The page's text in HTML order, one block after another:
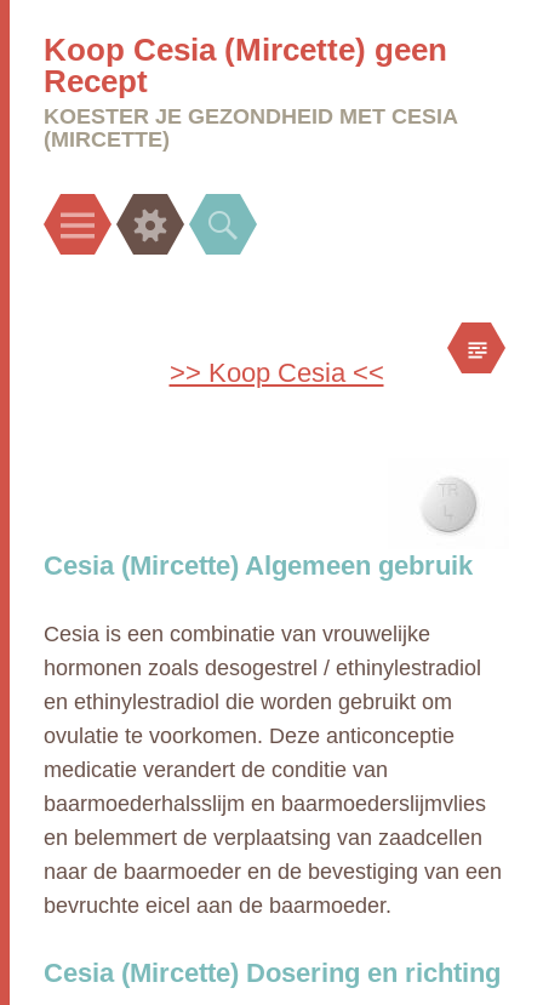
Koop Cesia (Mircette) geen
Recept
KOESTER JE GEZONDHEID MET CESIA
(MIRCETTE)
Menu Widgets Search
>> Koop Cesia <<
Cesia (Mircette) Algemeen gebruik
Cesia is een combinatie van vrouwelijke
hormonen zoals desogestrel / ethinylestradiol
en ethinylestradiol die worden gebruikt om
ovulatie te voorkomen. Deze anticonceptie
medicatie verandert de conditie van
baarmoederhalsslijm en baarmoederslijmvlies
en belemmert de verplaatsing van zaadcellen
naar de baarmoeder en de bevestiging van een
bevruchte eicel aan de baarmoeder.
Cesia (Mircette) Dosering en richting